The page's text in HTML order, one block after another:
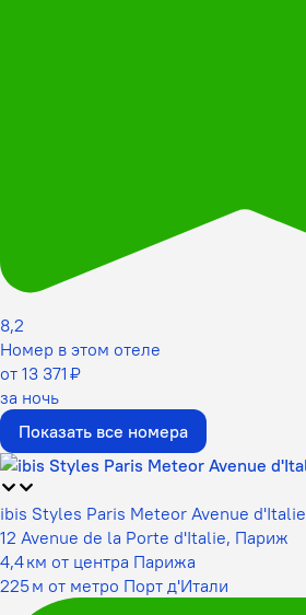
8,2
Номер в этом отеле
от 13 371 ₽
за ночь
Показать все номера
ibis Styles Paris Meteor Avenue d'Italie
12 Avenue de la Porte d'Italie, Париж
4,4 км от центра Парижа
225 м от метро Порт д'Итали